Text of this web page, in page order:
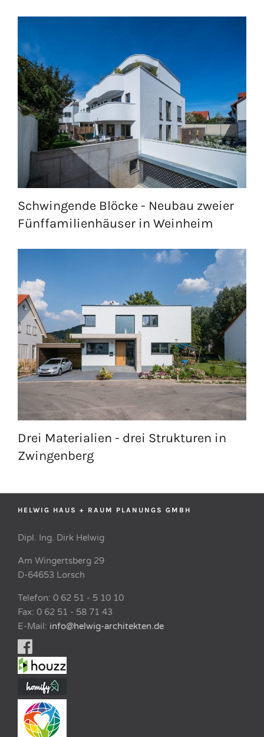
Schwingende Blöcke - Neubau zweier
Fünffamilienhäuser in Weinheim
Drei Materialien - drei Strukturen in
Zwingenberg
HELWIG HAUS + RAUM PLANUNGS GMBH
Dipl. Ing. Dirk Helwig
Am Wingertsberg 29
D-64653 Lorsch
Telefon: 0 62 51 - 5 10 10
Fax: 0 62 51 - 58 71 43
E-Mail: info@helwig-architekten.de